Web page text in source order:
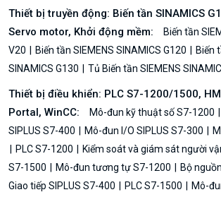
Thiết bị truyền động: Biến tần SINAMICS
Servo motor, Khởi động mềm:
Biến tần
V20
Biến tần SIEMENS SINAMICS G120
Biến
SINAMICS G130
Tủ Biến tần SIEMENS
Thiết bị điều khiển: PLC S7-1200/1500,
Portal, WinCC:
Mô-đun kỹ thuật số S7-1200
SIPLUS S7-400
Mô-đun I/O SIPLUS S7-300
PLC S7-1200
Kiểm soát và giám sát người
S7-1500
Mô-đun tương tự S7-1200
Bộ
Giao tiếp SIPLUS S7-400
PLC S7-1500
Mô-